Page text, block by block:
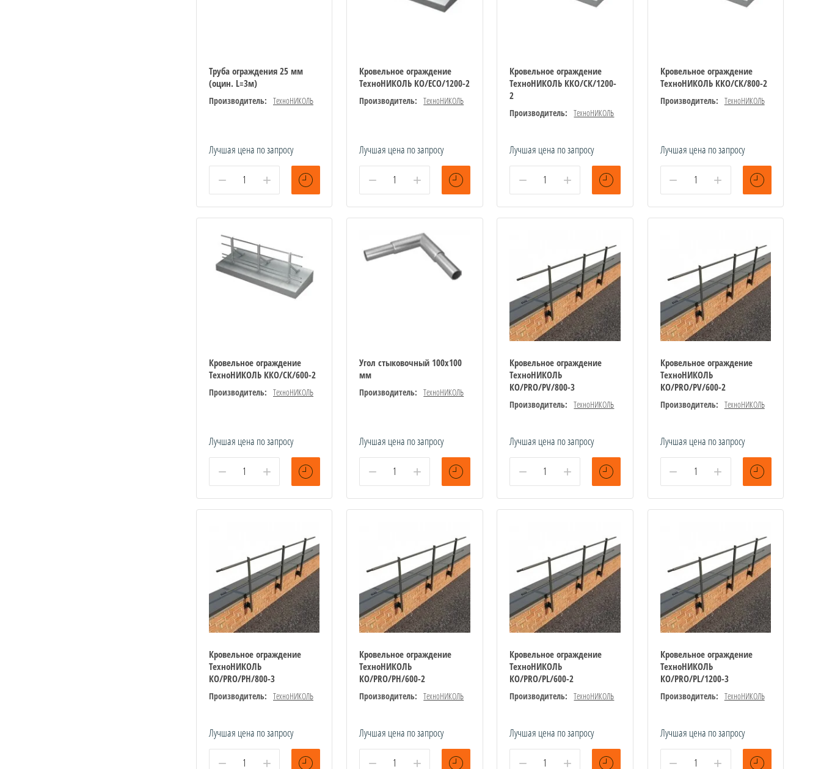
Труба ограждения 25 мм
(оцин. L=3м)
Производитель: ТехноНИКОЛЬ
Лучшая цена по запросу
− +
Кровельное ограждение
ТехноНИКОЛЬ КО/ECO/1200-2
Производитель: ТехноНИКОЛЬ
Лучшая цена по запросу
− +
Кровельное ограждение
ТехноНИКОЛЬ ККО/СК/1200-
2
Производитель: ТехноНИКОЛЬ
Лучшая цена по запросу
− +
Кровельное ограждение
ТехноНИКОЛЬ ККО/СК/800-2
Производитель: ТехноНИКОЛЬ
Лучшая цена по запросу
− +
Кровельное ограждение
ТехноНИКОЛЬ ККО/СК/600-2
Производитель: ТехноНИКОЛЬ
Лучшая цена по запросу
− +
Угол стыковочный 100х100
мм
Производитель: ТехноНИКОЛЬ
Лучшая цена по запросу
− +
Кровельное ограждение
ТехноНИКОЛЬ
КО/PRO/PV/800-3
Производитель: ТехноНИКОЛЬ
Лучшая цена по запросу
− +
Кровельное ограждение
ТехноНИКОЛЬ
КО/PRO/PV/600-2
Производитель: ТехноНИКОЛЬ
Лучшая цена по запросу
− +
Кровельное ограждение
ТехноНИКОЛЬ
КО/PRO/PH/800-3
Производитель: ТехноНИКОЛЬ
Лучшая цена по запросу
− +
Кровельное ограждение
ТехноНИКОЛЬ
КО/PRO/PH/600-2
Производитель: ТехноНИКОЛЬ
Лучшая цена по запросу
− +
Кровельное ограждение
ТехноНИКОЛЬ
КО/PRO/PL/600-2
Производитель: ТехноНИКОЛЬ
Лучшая цена по запросу
− +
Кровельное ограждение
ТехноНИКОЛЬ
КО/PRO/PL/1200-3
Производитель: ТехноНИКОЛЬ
Лучшая цена по запросу
− +